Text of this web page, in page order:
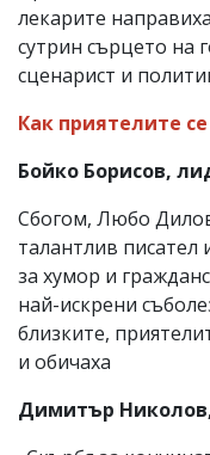
лекарите
сутрин сърцето на
сценарист и
Как приятелите
Бойко Борисов,
Сбогом, Любо
талантлив писател
за хумор и
най-искрени
близките,
и обичаха
Димитър